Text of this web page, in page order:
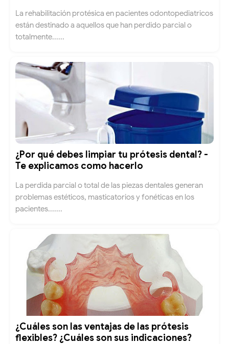
La rehabilitación protésica en pacientes odontopediatricos
están destinado a aquellos que han perdido parcial o
totalmente......
¿Por qué debes limpiar tu prótesis dental? -
Te explicamos como hacerlo
La perdida parcial o total de las piezas dentales generan
problemas estéticos, masticatorios y fonéticas en los
pacientes.......
¿Cuáles son las ventajas de las prótesis
flexibles? ¿Cuáles son sus indicaciones?